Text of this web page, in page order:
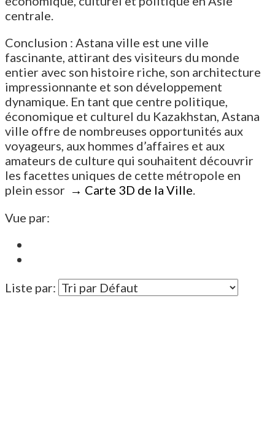
centrale.
Conclusion : Astana ville est une ville
fascinante, attirant des visiteurs du monde
entier avec son histoire riche, son architecture
impressionnante et son développement
dynamique. En tant que centre politique,
économique et culturel du Kazakhstan, Astana
ville offre de nombreuses opportunités aux
voyageurs, aux hommes d’affaires et aux
amateurs de culture qui souhaitent découvrir
les facettes uniques de cette métropole en
plein essor → Carte 3D de la Ville.
Vue par:
Liste par: